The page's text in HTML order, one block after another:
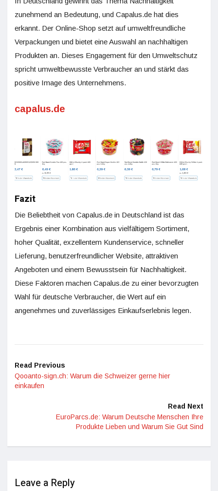
zunehmend an Bedeutung, und Capalus.de hat dies
erkannt. Der Online-Shop setzt auf umweltfreundliche
Verpackungen und bietet eine Auswahl an nachhaltigen
Produkten an. Dieses Engagement für den Umweltschutz
spricht umweltbewusste Verbraucher an und stärkt das
positive Image des Unternehmens.
capalus.de
Fazit
Die Beliebtheit von Capalus.de in Deutschland ist das
Ergebnis einer Kombination aus vielfältigem Sortiment,
hoher Qualität, exzellentem Kundenservice, schneller
Lieferung, benutzerfreundlicher Website, attraktiven
Angeboten und einem Bewusstsein für Nachhaltigkeit.
Diese Faktoren machen Capalus.de zu einer bevorzugten
Wahl für deutsche Verbraucher, die Wert auf ein
angenehmes und zuverlässiges Einkaufserlebnis legen.
Read Previous
Qooanto-sign.ch: Warum die Schweizer gerne hier
einkaufen
Read Next
EuroParcs.de: Warum Deutsche Menschen Ihre
Produkte Lieben und Warum Sie Gut Sind
Leave a Reply